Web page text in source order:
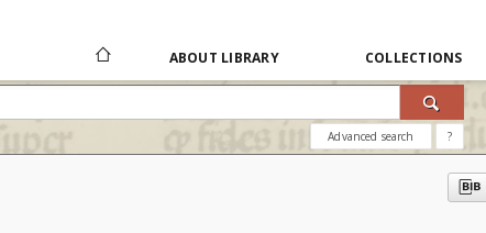
ABOUT LIBRARY COLLECTIONS
Advanced search ?